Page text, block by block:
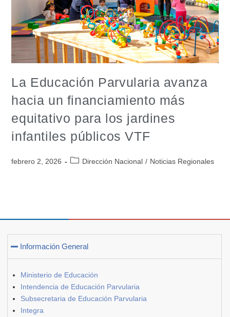
La Educación Parvularia avanza
hacia un financiamiento más
equitativo para los jardines
infantiles públicos VTF
febrero 2, 2026 Dirección Nacional / Noticias Regionales
Información General
Ministerio de Educación
Intendencia de Educación Parvularia
Subsecretaria de Educación Parvularia
Integra